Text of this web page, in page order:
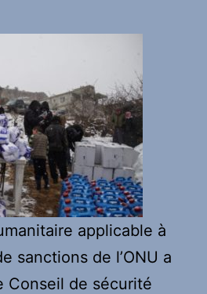
applicable à
sanctions de l’ONU a
Conseil de sécurité